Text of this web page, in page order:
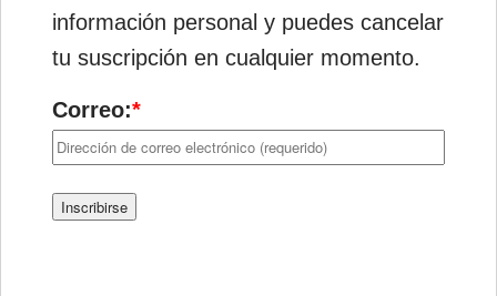
información personal y puedes cancelar
tu suscripción en cualquier momento.
Correo:*